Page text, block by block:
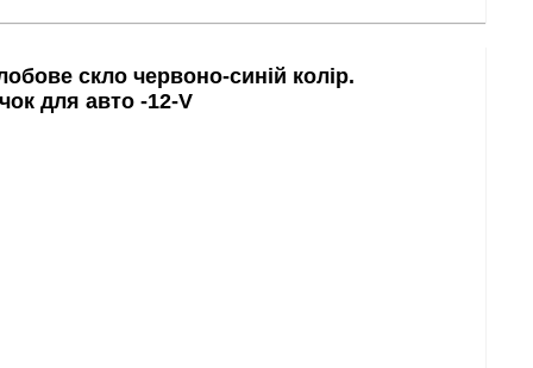
скло червоно-синій колір.
для авто -12-V